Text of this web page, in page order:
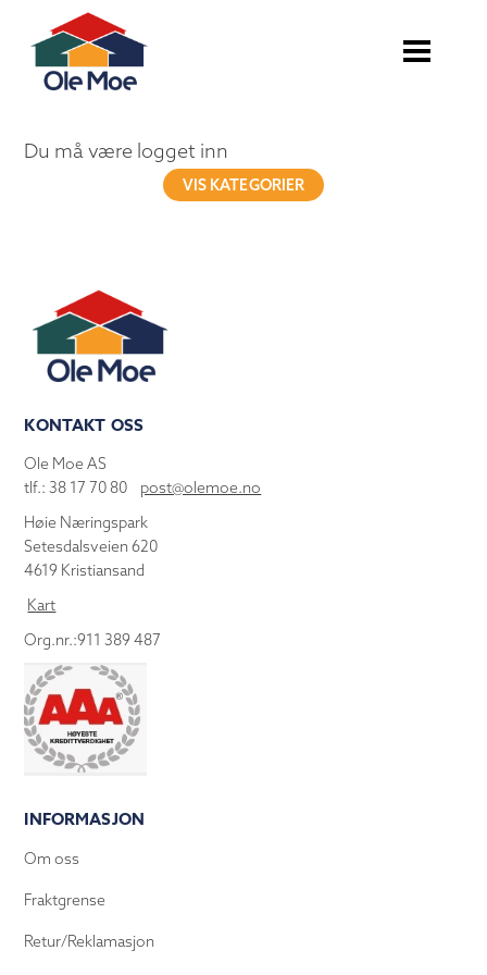
Du må være logget inn
VIS KATEGORIER
KONTAKT OSS
Ole Moe AS
tlf.: 38 17 70 80 post@olemoe.no
Høie Næringspark
Setesdalsveien 620
4619 Kristiansand
Kart
Org.nr.:911 389 487
INFORMASJON
Om oss
Fraktgrense
Retur/Reklamasjon